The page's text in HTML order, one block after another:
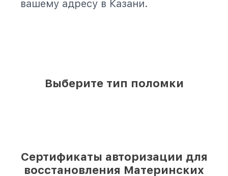
вашему адресу в Казани.
Выберите тип поломки
Сертификаты авторизации для
восстановления Материнских